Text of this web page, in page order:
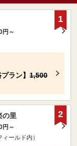
円～
ラン】 1,500
1
の里
円～
ールド内）
2